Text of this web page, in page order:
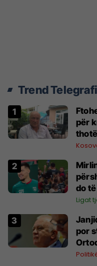
Trend Telegrafi
për
do
Ligat
por